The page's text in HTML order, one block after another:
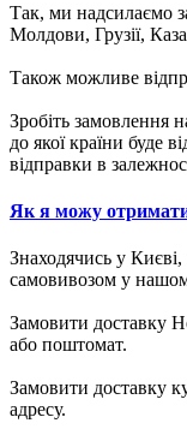
Так, ми надсилаємо
Молдови, Грузії,
Також можливе
Зробіть замовлення
до якої країни буде
відправки в
Як я можу
Знаходячись у
самовивозом у
Замовити доставку
або поштомат.
Замовити доставку
адресу.